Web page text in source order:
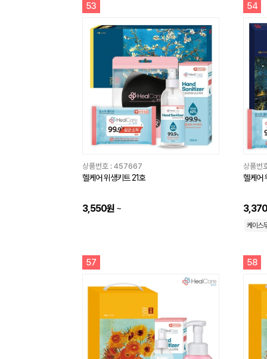
53
상품번호 : 457667
헬케어 위생키트 21호
3,550원 ~
54
상품번
헬케어
케이스
57 58